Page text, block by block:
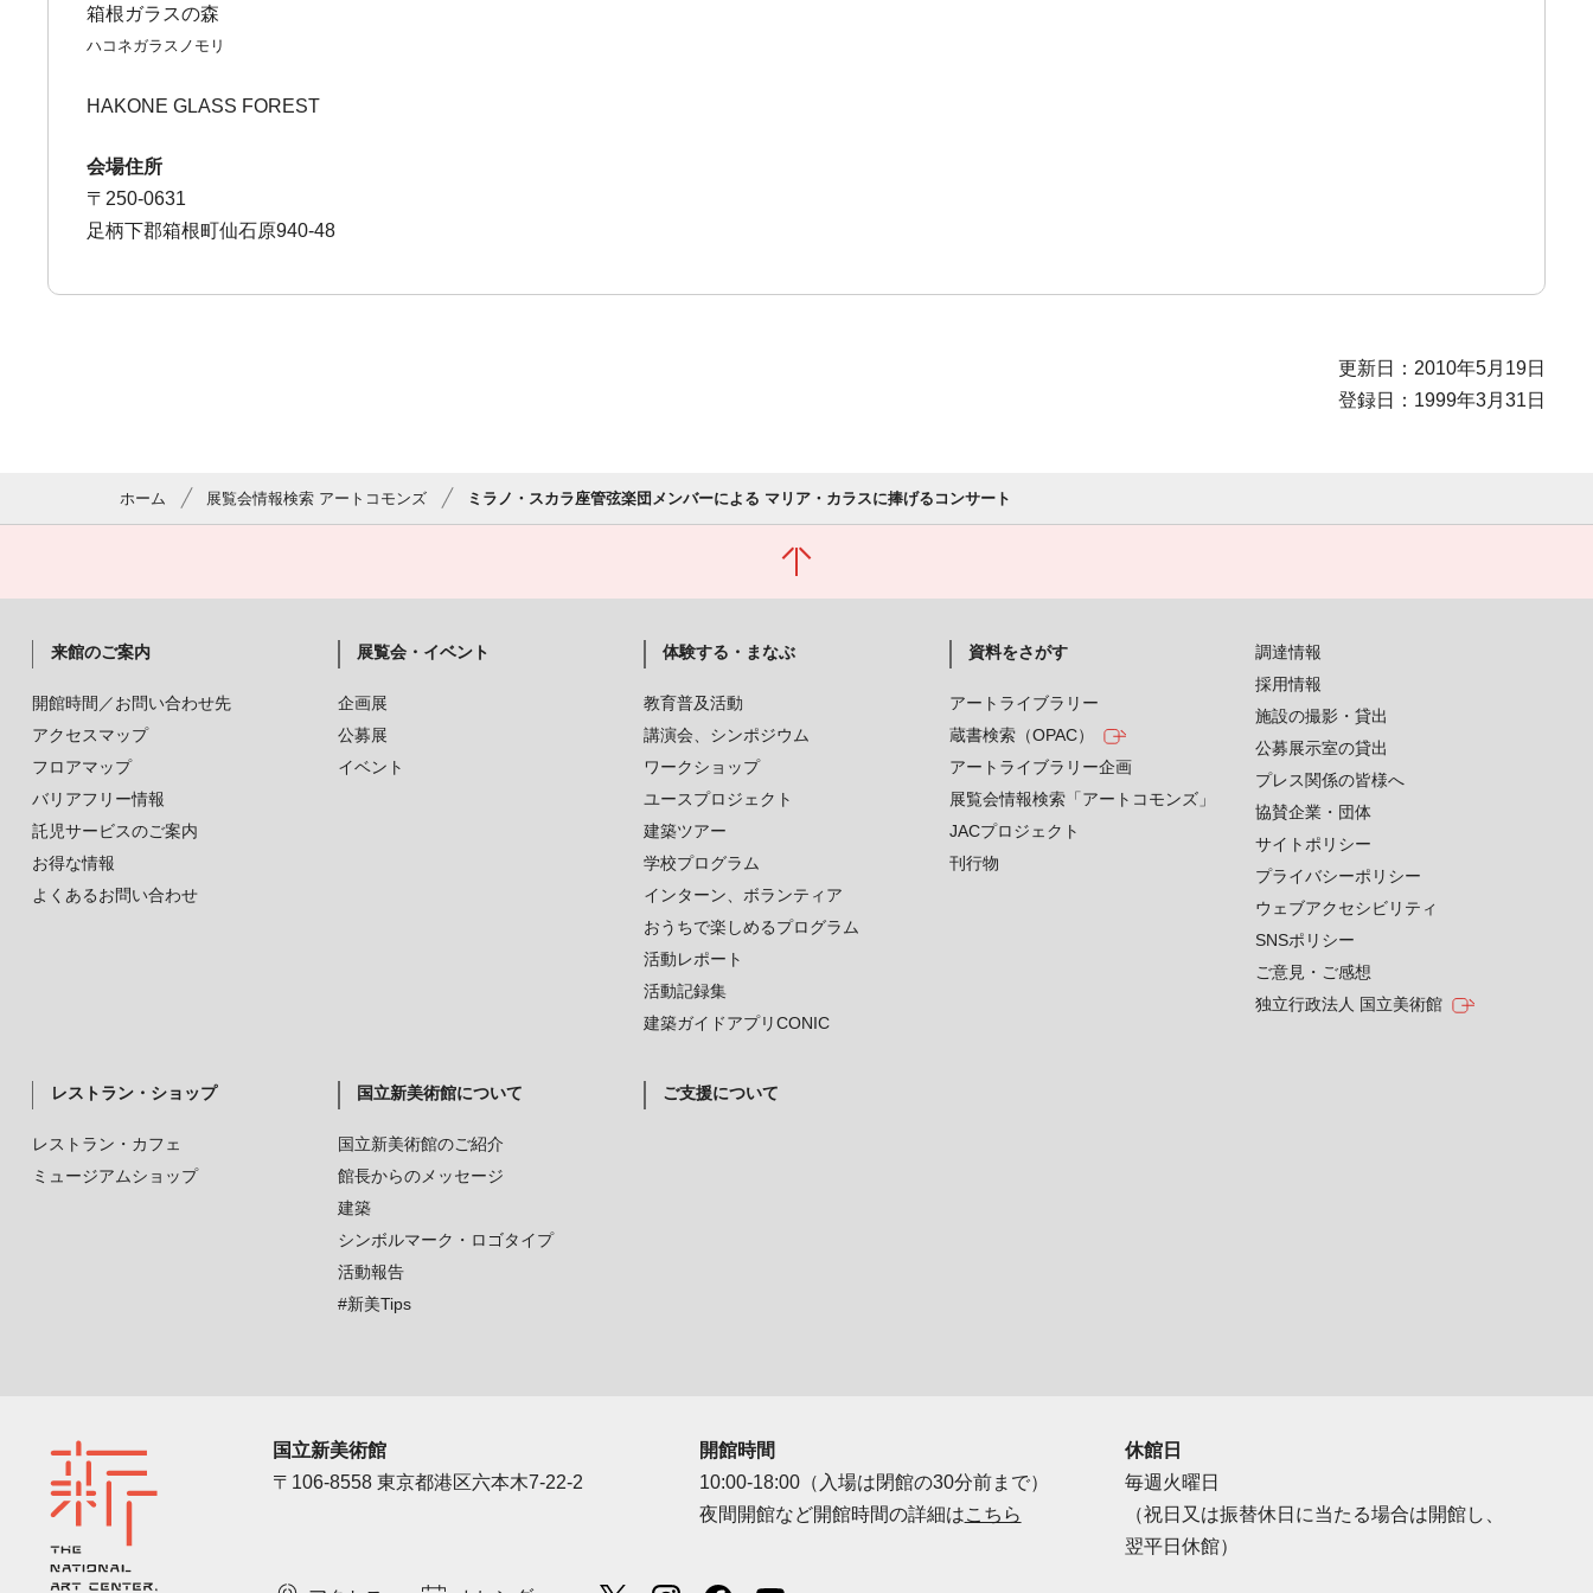
箱根ガラスの森
ハコネガラスノモリ
HAKONE GLASS FOREST
会場住所
〒250-0631
足柄下郡箱根町仙石原940-48
更新日：2010年5月19日
登録日：1999年3月31日
ホーム 展覧会情報検索 アートコモンズ ミラノ・スカラ座管弦楽団メンバーによる マリア・カラスに捧げるコンサート
来館のご案内
開館時間／お問い合わせ先
アクセスマップ
フロアマップ
バリアフリー情報
託児サービスのご案内
お得な情報
よくあるお問い合わせ
展覧会・イベント
企画展
公募展
イベント
体験する・まなぶ
教育普及活動
講演会、シンポジウム
ワークショップ
ユースプロジェクト
建築ツアー
学校プログラム
インターン、ボランティア
おうちで楽しめるプログラム
活動レポート
活動記録集
建築ガイドアプリCONIC
資料をさがす
アートライブラリー
蔵書検索（OPAC）
アートライブラリー企画
展覧会情報検索「アートコモンズ」
JACプロジェクト
刊行物
レストラン・ショップ
レストラン・カフェ
ミュージアムショップ
国立新美術館について
国立新美術館のご紹介
館長からのメッセージ
建築
シンボルマーク・ロゴタイプ
活動報告
#新美Tips
ご支援について
調達情報
採用情報
施設の撮影・貸出
公募展示室の貸出
プレス関係の皆様へ
協賛企業・団体
サイトポリシー
プライバシーポリシー
ウェブアクセシビリティ
SNSポリシー
ご意見・ご感想
独立行政法人 国立美術館
国立新美術館
〒106-8558 東京都港区六本木7-22-2
開館時間
10:00-18:00（入場は閉館の30分前まで）
夜間開館など開館時間の詳細はこちら
休館日
毎週火曜日
（祝日又は振替休日に当たる場合は開館し、
翌平日休館）